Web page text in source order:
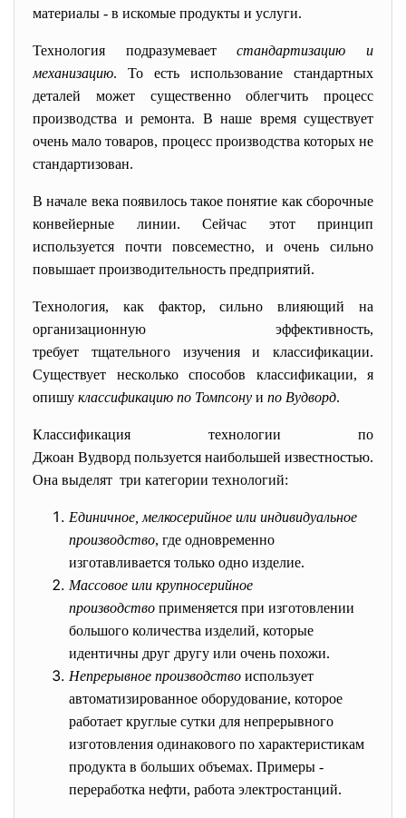
материалы - в искомые продукты и услуги.
Технология подразумеваетстандартизацию и
механизацию. То есть использование стандартных
деталей может существенно облегчить процесс
производства и ремонта. В наше время существует
очень мало товаров, процесс производства которых не
стандартизован.
В начале века появилось такое понятие как сборочные
конвейерные линии. Сейчас этот принцип
используется почти повсеместно, и очень сильно
повышает производительность предприятий.
Технология, как фактор, сильно влияющий на
организационную эффективность,
требует тщательного изучения и классификации.
Существует несколько способов классификации, я
опишу классификацию по Томпсону и по Вудворд.
Классификация технологии по
Джоан Вудворд пользуется наибольшей известностью.
Она выделят три категории технологий:
Единичное, мелкосерийное или индивидуальное
производство, где одновременно
изготавливается только одно изделие.
Массовое или крупносерийное
производство применяется при изготовлении
большого количества изделий, которые
идентичны друг другу или очень похожи.
Непрерывное производство использует
автоматизированное оборудование, которое
работает круглые сутки для непрерывного
изготовления одинакового по характеристикам
продукта в больших объемах. Примеры -
переработка нефти, работа электростанций.